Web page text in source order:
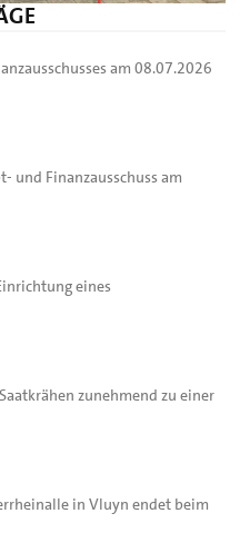
am 08.07.2026
und Finanzausschuss am
eines
zunehmend zu einer
in Vluyn endet beim